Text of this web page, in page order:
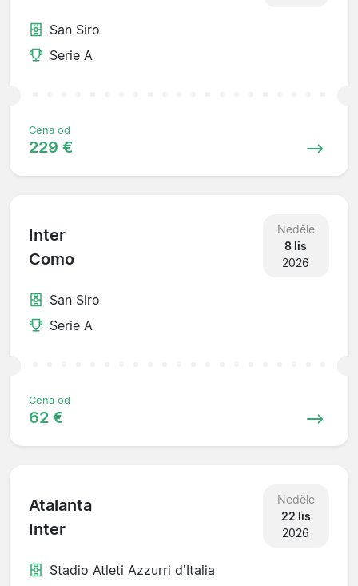
San Siro
Serie A
Cena od
229 €
Inter
Como
Neděle
8 lis
2026
San Siro
Serie A
Cena od
62 €
Atalanta
Inter
Neděle
22 lis
2026
Stadio Atleti Azzurri d'Italia